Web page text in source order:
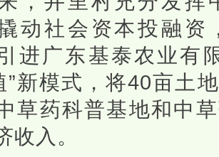
动社会资本投融资
进广东基泰农业有
”新模式，将40亩土
草药科普基地和中
收入。